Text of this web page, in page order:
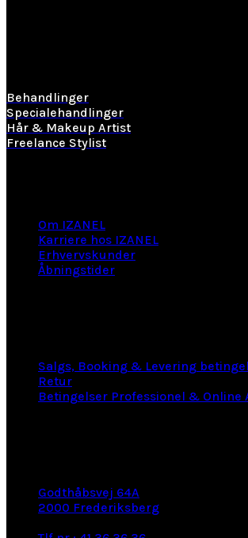
Behandlinger
Specialehandlinger
Hår & Makeup Artist
Freelance Stylist
Om IZANEL
Karriere hos IZANEL
Erhvervskunder
Åbningstider
Salgs, Booking & Levering
Retur
Betingelser Professionel & Online
Godthåbsvej 64A
2000 Frederiksberg